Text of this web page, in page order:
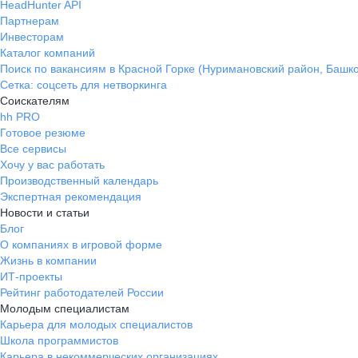
HeadHunter API
Партнерам
Инвесторам
Каталог компаний
Поиск по вакансиям в Красной Горке (Нуримановский район,
Сетка: соцсеть для нетворкинга
Соискателям
hh PRO
Готовое резюме
Все сервисы
Хочу у вас работать
Производственный календарь
Экспертная рекомендация
Новости и статьи
Блог
О компаниях в игровой форме
Жизнь в компании
ИТ-проекты
Рейтинг работодателей России
Молодым специалистам
Карьера для молодых специалистов
Школа программистов